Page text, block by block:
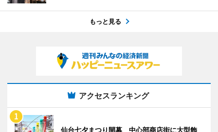
もっと見る
アクセスランキング
仙台七夕まつり開幕 中心部商店街に大型飾